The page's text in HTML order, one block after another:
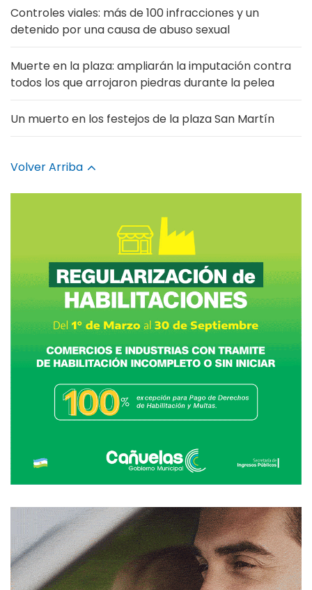
Controles viales: más de 100 infracciones y un
detenido por una causa de abuso sexual
Muerte en la plaza: ampliarán la imputación contra
todos los que arrojaron piedras durante la pelea
Un muerto en los festejos de la plaza San Martín
Volver Arriba